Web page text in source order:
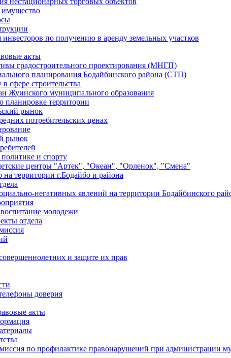
по получению в аренду земельных участков
акты
градостроительного проектирования (МНГП)
планирования Бодайбинского района (СТП)
сфере строительства
Жуинского муниципального образования
планировке территории
рынок
потребительских ценах
рынок
и спорту
центры "Артек", "Океан", "Орленок", "Смена"
на территории г.Бодайбо и района
негативных явлений на территории Бодайбинского
молодежи
отдела
и защите их прав
доверия
акты
по профилактике правонарушений при администрации